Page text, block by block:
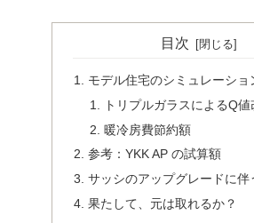
目次
モデル住宅のシミュレーショ
トリプルガラスによるQ
暖冷房費節約額
参考：YKK AP の試算額
サッシのアップグレードに伴
果たして、元は取れるか？